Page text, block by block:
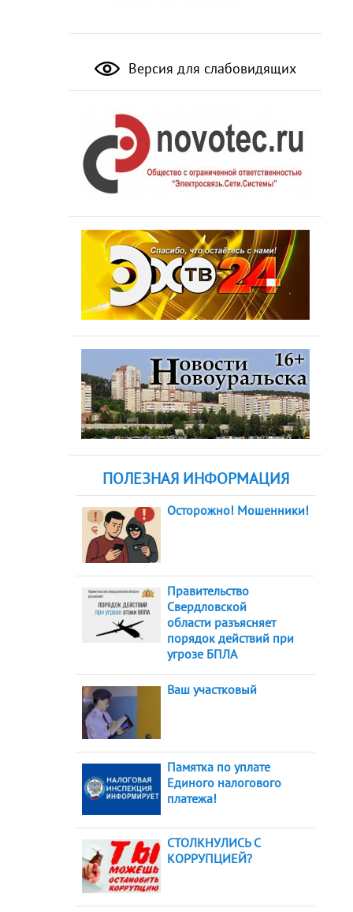
Версия для слабовидящих
ПОЛЕЗНАЯ ИНФОРМАЦИЯ
Осторожно! Мошенники!
Правительство
Свердловской
области разъясняет
порядок действий при
угрозе БПЛА
Ваш участковый
Памятка по уплате
Единого налогового
платежа!
СТОЛКНУЛИСЬ С
КОРРУПЦИЕЙ?